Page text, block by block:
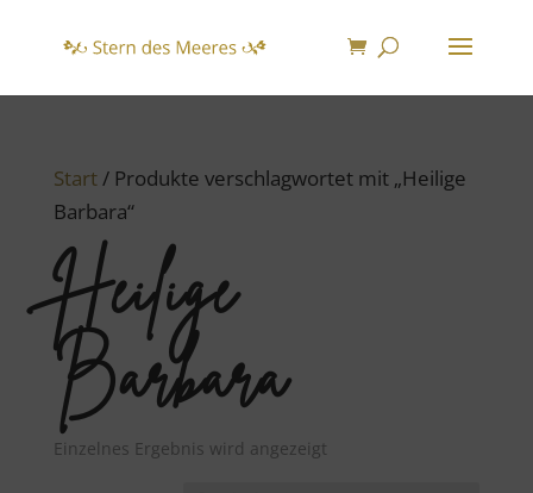
Start/ Produkte verschlagwortet mit „Heilige
Barbara“
Heilige
Barbara
Einzelnes Ergebnis wird angezeigt